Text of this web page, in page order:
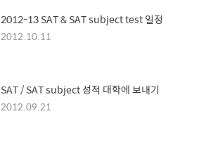
2012-13 SAT & SAT subject test 일정
2012.10.11
SAT / SAT subject 성적 대학에 보내기
2012.09.21